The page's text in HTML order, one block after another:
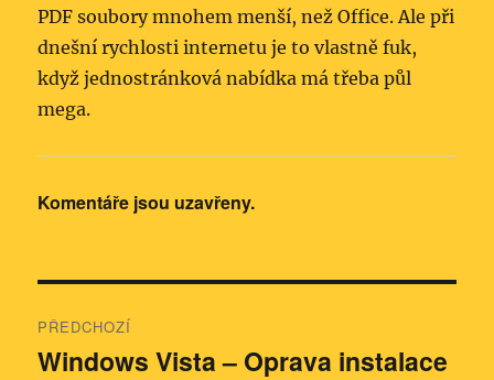
PDF soubory mnohem menší, než Office. Ale při
dnešní rychlosti internetu je to vlastně fuk,
když jednostránková nabídka má třeba půl
mega.
Komentáře jsou uzavřeny.
pro
PŘEDCHOZÍ
Předchozí
Windows Vista – Oprava instalace